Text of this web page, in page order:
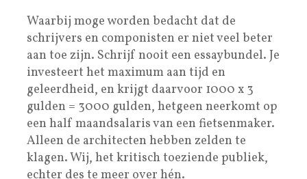
Waarbij moge worden bedacht dat de
schrijvers en componisten er niet veel beter
aan toe zijn. Schrijf nooit een essaybundel. Je
investeert het maximum aan tijd en
geleerdheid, en krijgt daarvoor 1000 x 3
gulden = 3000 gulden, hetgeen neerkomt op
een half maandsalaris van een fietsenmaker.
Alleen de architecten hebben zelden te
klagen. Wij, het kritisch toeziende publiek,
echter des te meer over hén.